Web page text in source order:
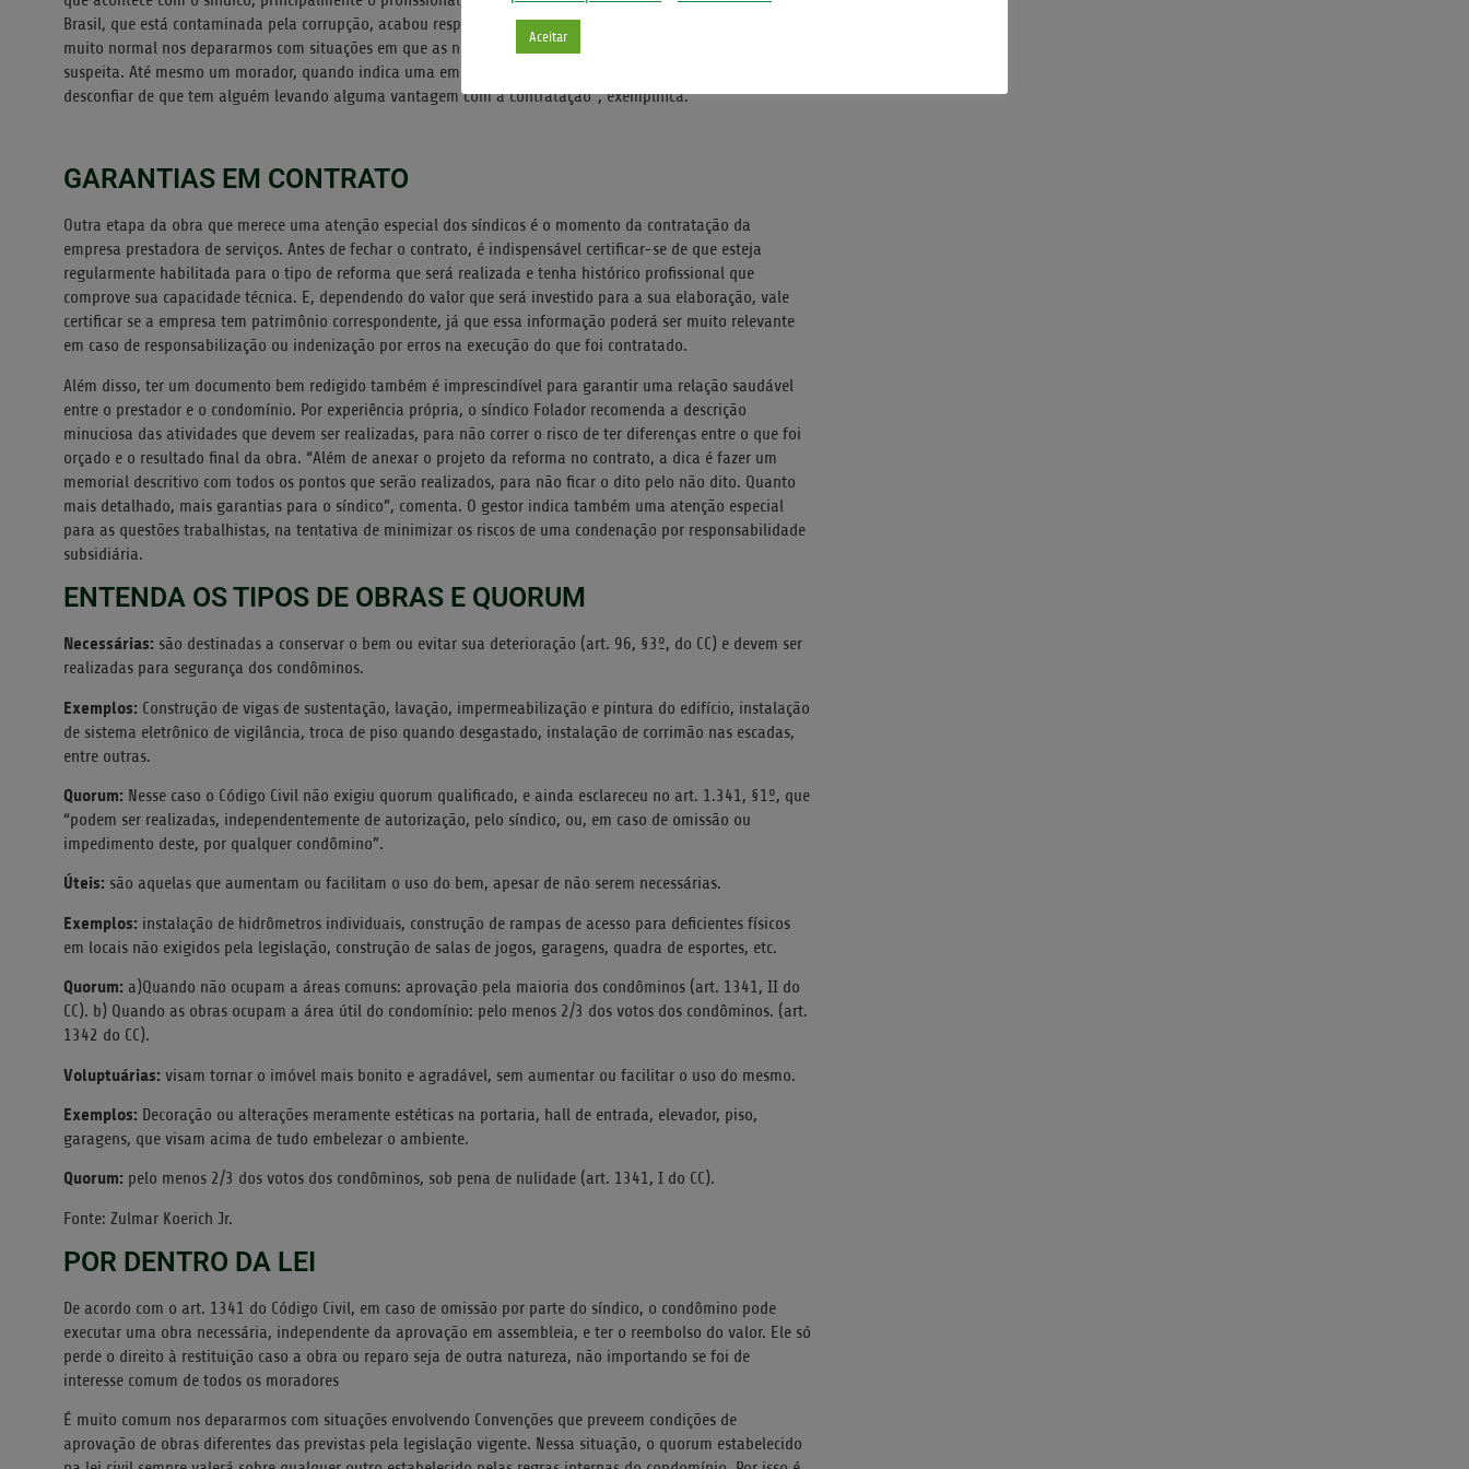
Brasil, que está contaminada pela corrupção, acabou respingando também nas relações em condomínio e é
muito normal nos depararmos com situações em que as nossas atitudes ou escolhas estão sempre sob
suspeita. Até mesmo um morador, quando indica uma empresa, o primeiro pensamento dos demais é
desconfiar de que tem alguém levando alguma vantagem com a contratação”, exemplifica.
GARANTIAS EM CONTRATO
Outra etapa da obra que merece uma atenção especial dos síndicos é o momento da contratação da
empresa prestadora de serviços. Antes de fechar o contrato, é indispensável certificar-se de que esteja
regularmente habilitada para o tipo de reforma que será realizada e tenha histórico profissional que
comprove sua capacidade técnica. E, dependendo do valor que será investido para a sua elaboração, vale
certificar se a empresa tem patrimônio correspondente, já que essa informação poderá ser muito relevante
em caso de responsabilização ou indenização por erros na execução do que foi contratado.
Além disso, ter um documento bem redigido também é imprescindível para garantir uma relação saudável
entre o prestador e o condomínio. Por experiência própria, o síndico Folador recomenda a descrição
minuciosa das atividades que devem ser realizadas, para não correr o risco de ter diferenças entre o que foi
orçado e o resultado final da obra. “Além de anexar o projeto da reforma no contrato, a dica é fazer um
memorial descritivo com todos os pontos que serão realizados, para não ficar o dito pelo não dito. Quanto
mais detalhado, mais garantias para o síndico”, comenta. O gestor indica também uma atenção especial
para as questões trabalhistas, na tentativa de minimizar os riscos de uma condenação por responsabilidade
subsidiária.
ENTENDA OS TIPOS DE OBRAS E QUORUM
Necessárias: são destinadas a conservar o bem ou evitar sua deterioração (art. 96, §3º, do CC) e devem ser
realizadas para segurança dos condôminos.
Exemplos: Construção de vigas de sustentação, lavação, impermeabilização e pintura do edifício, instalação
de sistema eletrônico de vigilância, troca de piso quando desgastado, instalação de corrimão nas escadas,
entre outras.
Quorum: Nesse caso o Código Civil não exigiu quorum qualificado, e ainda esclareceu no art. 1.341, §1º, que
“podem ser realizadas, independentemente de autorização, pelo síndico, ou, em caso de omissão ou
impedimento deste, por qualquer condômino”.
Úteis: são aquelas que aumentam ou facilitam o uso do bem, apesar de não serem necessárias.
Exemplos: instalação de hidrômetros individuais, construção de rampas de acesso para deficientes físicos
em locais não exigidos pela legislação, construção de salas de jogos, garagens, quadra de esportes, etc.
Quorum: a)Quando não ocupam a áreas comuns: aprovação pela maioria dos condôminos (art. 1341, II do
CC). b) Quando as obras ocupam a área útil do condomínio: pelo menos 2/3 dos votos dos condôminos. (art.
1342 do CC).
Voluptuárias: visam tornar o imóvel mais bonito e agradável, sem aumentar ou facilitar o uso do mesmo.
Exemplos: Decoração ou alterações meramente estéticas na portaria, hall de entrada, elevador, piso,
garagens, que visam acima de tudo embelezar o ambiente.
Quorum: pelo menos 2/3 dos votos dos condôminos, sob pena de nulidade (art. 1341, I do CC).
Fonte: Zulmar Koerich Jr.
POR DENTRO DA LEI
De acordo com o art. 1341 do Código Civil, em caso de omissão por parte do síndico, o condômino pode
executar uma obra necessária, independente da aprovação em assembleia, e ter o reembolso do valor. Ele só
perde o direito à restituição caso a obra ou reparo seja de outra natureza, não importando se foi de
interesse comum de todos os moradores
É muito comum nos depararmos com situações envolvendo Convenções que preveem condições de
aprovação de obras diferentes das previstas pela legislação vigente. Nessa situação, o quorum estabelecido
Aceitar